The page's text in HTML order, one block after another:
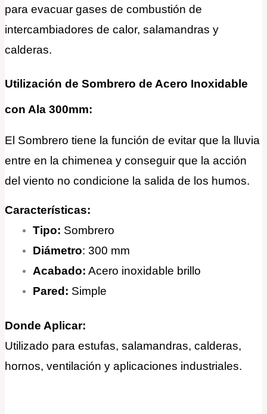
para evacuar gases de combustión de
intercambiadores de calor, salamandras y
calderas.
Utilización de Sombrero de Acero Inoxidable
con Ala 300mm:
El Sombrero tiene la función de evitar que la lluvia
entre en la chimenea y conseguir que la acción
del viento no condicione la salida de los humos.
Características:
Tipo: Sombrero
Diámetro: 300 mm
Acabado: Acero inoxidable brillo
Pared: Simple
Donde Aplicar:
Utilizado para estufas, salamandras, calderas,
hornos, ventilación y aplicaciones industriales.